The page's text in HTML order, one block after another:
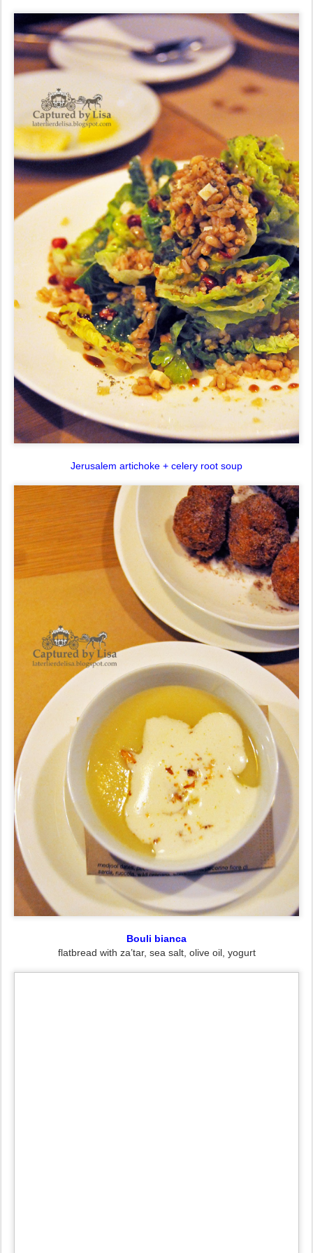
Jerusalem artichoke + celery root soup
Bouli bianca
flatbread with za’tar, sea salt, olive oil, yogurt